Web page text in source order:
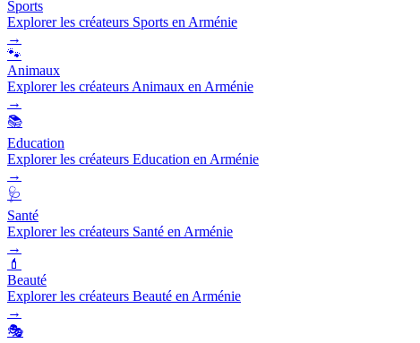
Sports
Explorer les créateurs Sports en Arménie
→
🐾
Animaux
Explorer les créateurs Animaux en Arménie
→
📚
Education
Explorer les créateurs Education en Arménie
→
🩺
Santé
Explorer les créateurs Santé en Arménie
→
💄
Beauté
Explorer les créateurs Beauté en Arménie
→
🎭